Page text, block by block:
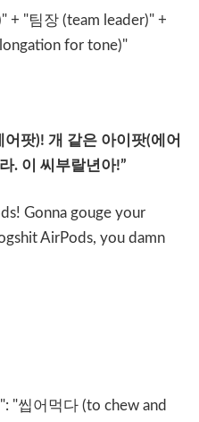
+ "팀장 (team leader)" +
for tone)"
어팟)! 개 같은 아이팟(에어
. 이 씨부랄년아!”
Gonna gouge your
AirPods, you damn
"씹어먹다 (to chew and